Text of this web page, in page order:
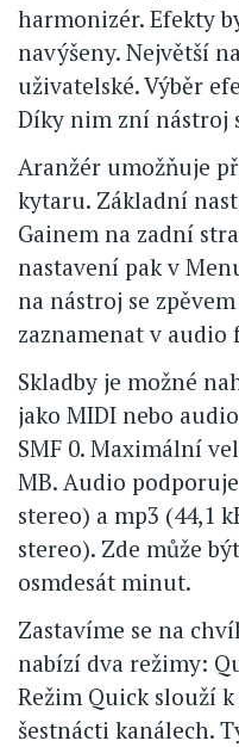
harmonizér. Efekty
navýšeny. Největší
uživatelské. Výběr
Díky nim zní nástroj
Aranžér umožňuje
kytaru. Základní
Gainem na zadní
nastavení pak v
na nástroj se
zaznamenat v
Skladby je možné
jako MIDI nebo
SMF 0. Maximální
MB. Audio
stereo) a mp3 (44,1
stereo). Zde může
osmdesát minut.
Zastavíme se na
nabízí dva režimy:
Režim Quick slouží
šestnácti kanálech.